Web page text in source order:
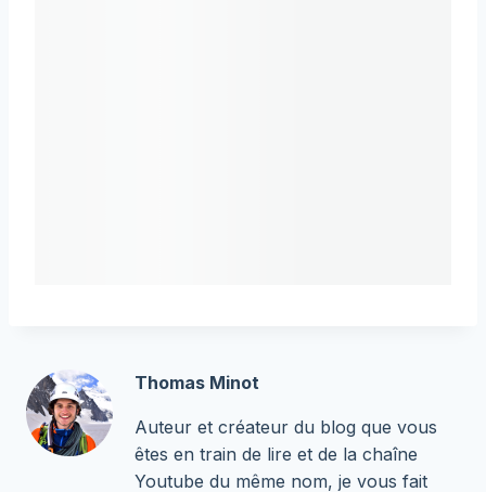
Thomas Minot
Auteur et créateur du blog que vous
êtes en train de lire et de la chaîne
Youtube du même nom, je vous fait